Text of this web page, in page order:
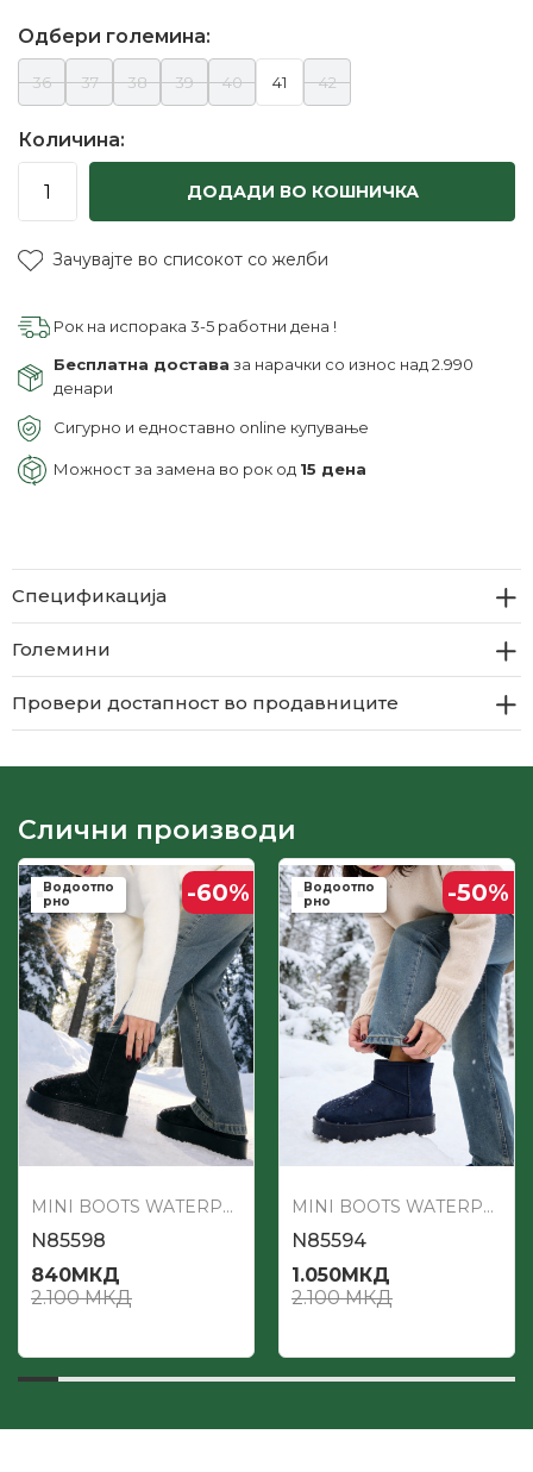
Одбери големина:
36 37 38 39 40 41 42
Количина:
ДОДАДИ ВО КОШНИЧКА
Зачувајте во списокот со желби
Рок на испорака 3-5 работни дена !
Бесплатна достава за нарачки со износ над 2.990
денари
Сигурно и едноставно online купување
Можност за замена во рок од 15 дена
Спецификација
Големини
Провери достапност во продавниците
Слични производи
Водоотпо
рно
-60%
MINI BOOTS WATERPROOF
N85598
840МКД
2.100МКД
Водоотпо
рно
-50%
MINI BOOTS WATERPROOF
N85594
1.050МКД
2.100МКД